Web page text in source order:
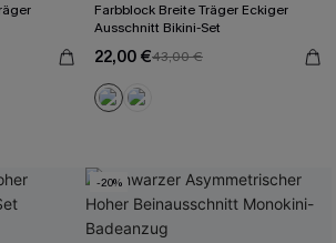
Farbblock Breite Träger Eckiger
Ausschnitt Bikini-Set
22,00 €43,00 €
-20%